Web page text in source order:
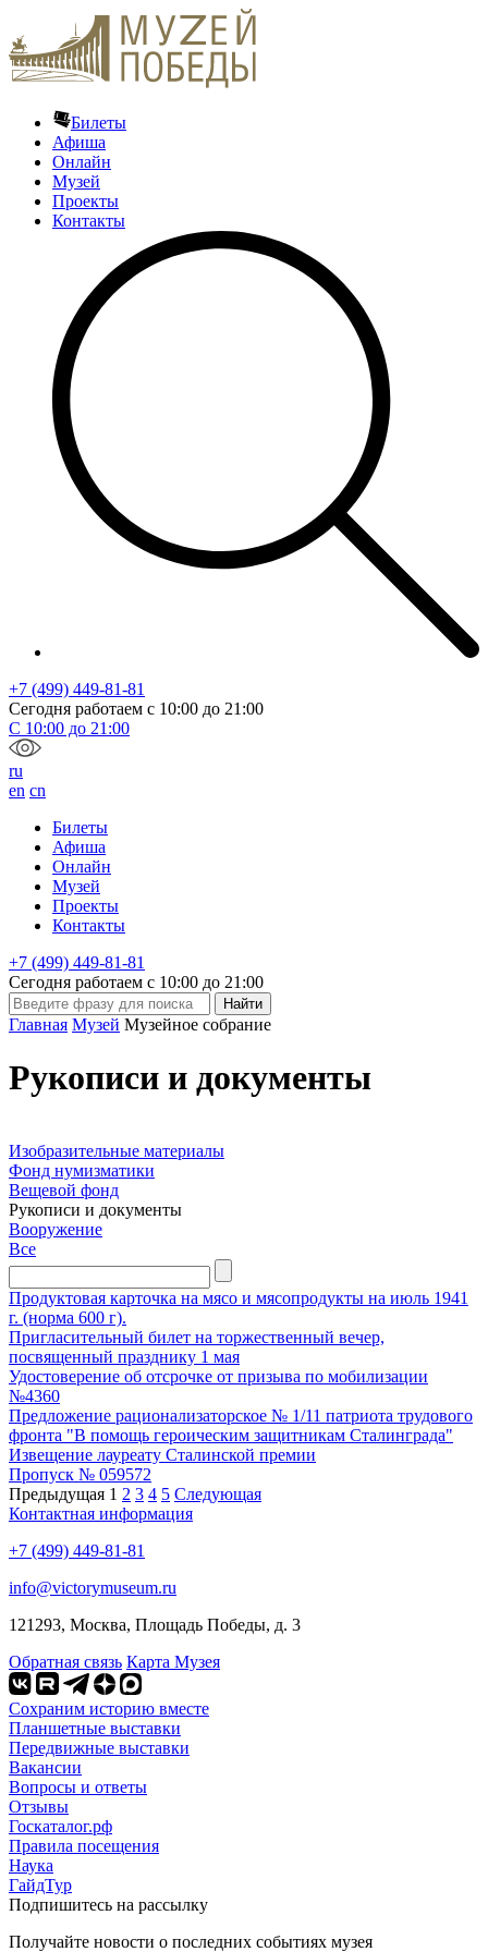
Билеты
Афиша
Онлайн
Музей
Проекты
Контакты
+7 (499) 449-81-81
Сегодня работаем с 10:00 до 21:00
С 10:00 до 21:00
ru
en cn
Билеты
Афиша
Онлайн
Музей
Проекты
Контакты
+7 (499) 449-81-81
Сегодня работаем с 10:00 до 21:00
Главная Музей Музейное собрание
Рукописи и документы
Изобразительные материалы
Фонд нумизматики
Вещевой фонд
Рукописи и документы
Вооружение
Все
Продуктовая карточка на мясо и мясопродукты на июль 1941
г. (норма 600 г).
Пригласительный билет на торжественный вечер,
посвященный празднику 1 мая
Удостоверение об отсрочке от призыва по мобилизации
№4360
Предложение рационализаторское № 1/11 патриота трудового
фронта "В помощь героическим защитникам Сталинграда"
Извещение лауреату Сталинской премии
Пропуск № 059572
Предыдущая 1 2 3 4 5 Следующая
Контактная информация
+7 (499) 449-81-81
info@victorymuseum.ru
121293, Москва, Площадь Победы, д. 3
Обратная связь Карта Музея
Сохраним историю вместе
Планшетные выставки
Передвижные выставки
Вакансии
Вопросы и ответы
Отзывы
Госкаталог.рф
Правила посещения
Наука
ГайдТур
Подпишитесь на рассылку
Получайте новости о последних событиях музея